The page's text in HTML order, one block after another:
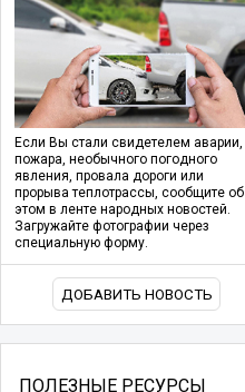
Если Вы стали свидетелем аварии,
пожара, необычного погодного
явления, провала дороги или
прорыва теплотрассы, сообщите об
этом в ленте народных новостей.
Загружайте фотографии через
специальную форму.
ДОБАВИТЬ НОВОСТЬ
ПОЛЕЗНЫЕ РЕСУРСЫ